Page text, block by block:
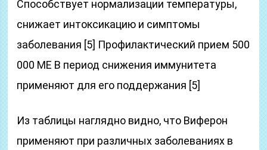
Способствует нормализации температуры,
снижает интоксикацию и симптомы
заболевания [5] Профилактический прием 500
000 ME В период снижения иммунитета
применяют для его поддержания [5]
Из таблицы наглядно видно, что Виферон
применяют при различных заболеваниях в